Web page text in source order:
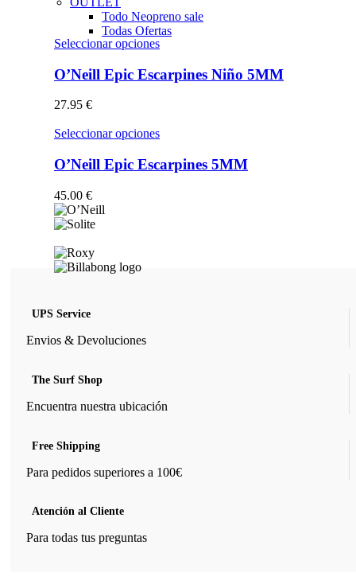
Todo Neopreno sale
Todas Ofertas
Seleccionar opcionesEste
tiene
múltiples
opciones
se
pueden
elegir
O’Neill Epic Escarpines Niño 5MM
27.95 €
Seleccionar opcionesEste
tiene
múltiples
O’Neill Epic Escarpines 5MM
45.00 €
UPS Service
Envios & Devoluciones
The Surf Shop
Encuentra nuestra ubicación
Free Shipping
Para pedidos superiores a 100€
Atención al Cliente
Para todas tus preguntas